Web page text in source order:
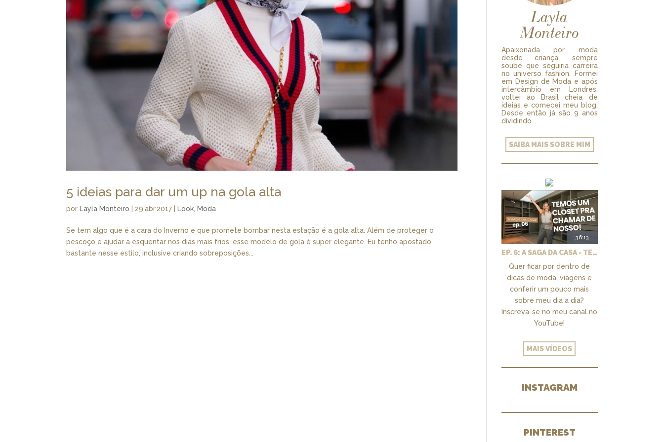
5 ideias para dar um up na gola alta
por Layla Monteiro 29.abr.2017 Look, Moda
Se tem algo que é a cara do Inverno e que promete bombar nesta estação é a gola alta. Além de proteger o
pescoço e ajudar a esquentar nos dias mais frios, esse modelo de gola é super elegante. Eu tenho apostado
bastante nesse estilo, inclusive criando sobreposições...
Layla
Monteiro
Apaixonada por moda
desde criança, sempre
soube que seguiria carreira
no universo fashion. Formei
em Design de Moda e após
intercâmbio em Londres,
voltei ao Brasil cheia de
ideias e comecei meu blog.
Desde então já são 9 anos
dividindo...
SAIBA MAIS SOBRE MIM
36:13
EP. 6: A SAGA DA CASA - TEMOS UM CLOSET PRA CHAMAR DE NOSSO + MARCENARIA E PAISAGISMO
Quer ficar por dentro de
dicas de moda, viagens e
conferir um pouco mais
sobre meu dia a dia?
Inscreva-se no meu canal no
YouTube!
MAIS VÍDEOS
INSTAGRAM
PINTEREST